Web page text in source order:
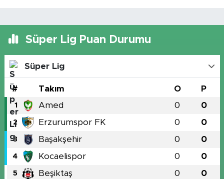
Süper Lig Puan Durumu
Süper Lig
# Takım O P
1 Amed 0 0
2 Erzurumspor FK 0 0
3 Başakşehir 0 0
4 Kocaelispor 0 0
5 Beşiktaş 0 0